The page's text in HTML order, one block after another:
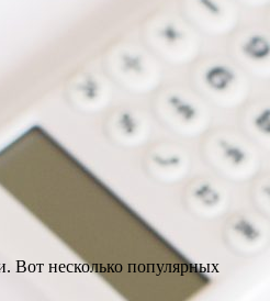
Вот несколько популярных